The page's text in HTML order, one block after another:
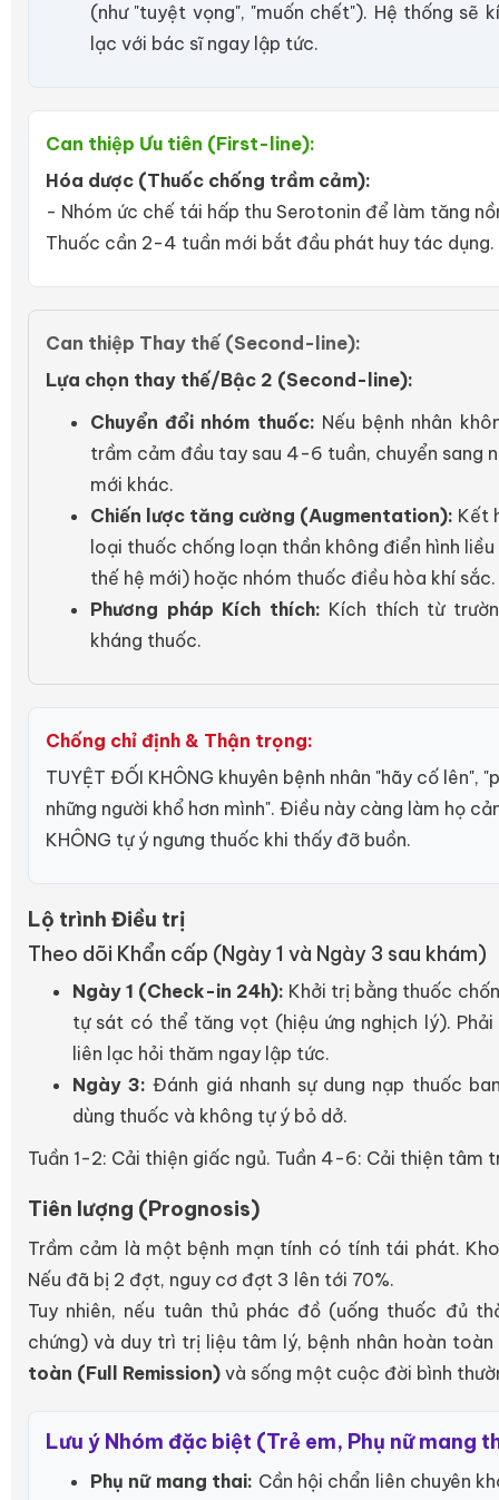
(như "tuyệt vọng", "muốn chết"). Hệ thống sẽ
lạc với bác sĩ ngay lập tức.
Can thiệp Ưu tiên (First-line):
Hóa dược (Thuốc chống trầm cảm):
- Nhóm ức chế tái hấp thu Serotonin để làm tăng
Thuốc cần 2-4 tuần mới bắt đầu phát huy tác dụng.
Can thiệp Thay thế (Second-line):
Lựa chọn thay thế/Bậc 2 (Second-line):
Chuyển đổi nhóm thuốc: Nếu bệnh nhân
trầm cảm đầu tay sau 4-6 tuần, chuyển sang
mới khác.
Chiến lược tăng cường (Augmentation): Kết
loại thuốc chống loạn thần không điển hình
thế hệ mới) hoặc nhóm thuốc điều hòa khí sắc.
Phương pháp Kích thích: Kích thích từ
kháng thuốc.
Chống chỉ định & Thận trọng:
TUYỆT ĐỐI KHÔNG khuyên bệnh nhân "hãy cố lên",
những người khổ hơn mình". Điều này càng làm họ
KHÔNG tự ý ngưng thuốc khi thấy đỡ buồn.
Lộ trình Điều trị
Theo dõi Khẩn cấp (Ngày 1 và Ngày 3 sau khám)
Ngày 1 (Check-in 24h): Khởi trị bằng thuốc
tự sát có thể tăng vọt (hiệu ứng nghịch lý).
liên lạc hỏi thăm ngay lập tức.
Ngày 3: Đánh giá nhanh sự dung nạp thuốc
dùng thuốc và không tự ý bỏ dở.
Tuần 1-2: Cải thiện giấc ngủ. Tuần 4-6: Cải thiện tâm
Tiên lượng (Prognosis)
Trầm cảm là một bệnh mạn tính có tính tái phát.
Nếu đã bị 2 đợt, nguy cơ đợt 3 lên tới 70%.
Tuy nhiên, nếu tuân thủ phác đồ (uống thuốc đủ
chứng) và duy trì trị liệu tâm lý, bệnh nhân hoàn
toàn (Full Remission) và sống một cuộc đời bình
Lưu ý Nhóm đặc biệt (Trẻ em, Phụ nữ mang
Phụ nữ mang thai: Cần hội chẩn liên chuyên